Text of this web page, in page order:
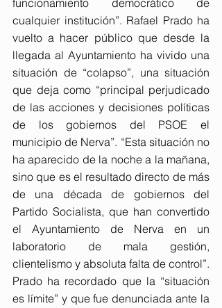
funcionamiento democrático de
cualquier institución”. Rafael Prado ha
vuelto a hacer público que desde la
llegada al Ayuntamiento ha vivido una
situación de “colapso”, una situación
que deja como “principal perjudicado
de las acciones y decisiones políticas
de los gobiernos del PSOE el
municipio de Nerva”. “Esta situación no
ha aparecido de la noche a la mañana,
sino que es el resultado directo de más
de una década de gobiernos del
Partido Socialista, que han convertido
el Ayuntamiento de Nerva en un
laboratorio de mala gestión,
clientelismo y absoluta falta de control”.
Prado ha recordado que la “situación
es límite” y que fue denunciada ante la